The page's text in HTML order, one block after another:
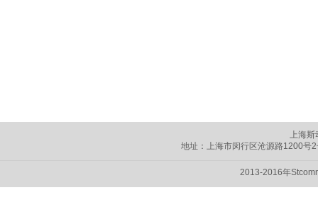
上海斯
地址：上海市闵行区沧源路1200号
2013-2016年